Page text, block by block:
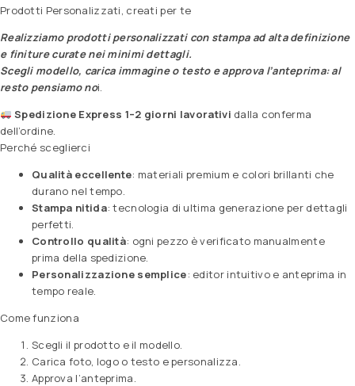
Prodotti Personalizzati, creati per te
Realizziamo prodotti personalizzati con stampa ad alta definizione
e finiture curate nei minimi dettagli.
Scegli modello, carica immagine o testo e approva l’anteprima: al
resto pensiamo noi.
Spedizione Express 1–2 giorni lavorativi dalla conferma
dell’ordine.
Perché sceglierci
Qualità eccellente: materiali premium e colori brillanti che
durano nel tempo.
Stampa nitida: tecnologia di ultima generazione per dettagli
perfetti.
Controllo qualità: ogni pezzo è verificato manualmente
prima della spedizione.
Personalizzazione semplice: editor intuitivo e anteprima in
tempo reale.
Come funziona
Scegli il prodotto e il modello.
Carica foto, logo o testo e personalizza.
Approva l’anteprima.